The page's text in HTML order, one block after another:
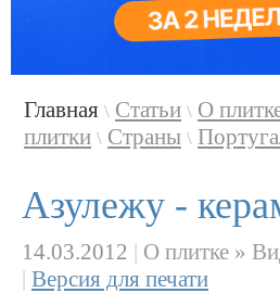
Главная \ Статьи \ О
плитки \ Страны \
Азулежу -
14.03.2012 | О плитке »
| Версия для печати